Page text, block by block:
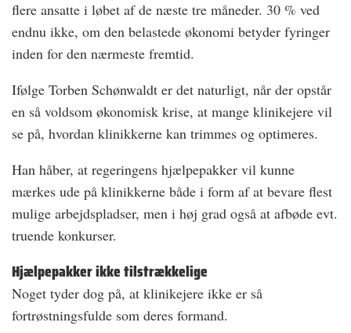
flere ansatte i løbet af de næste tre måneder. 30 % ved
endnu ikke, om den belastede økonomi betyder fyringer
inden for den nærmeste fremtid.
Ifølge Torben Schønwaldt er det naturligt, når der opstår
en så voldsom økonomisk krise, at mange klinikejere vil
se på, hvordan klinikkerne kan trimmes og optimeres.
Han håber, at regeringens hjælpepakker vil kunne
mærkes ude på klinikkerne både i form af at bevare flest
mulige arbejdspladser, men i høj grad også at afbøde evt.
truende konkurser.
Hjælpepakker ikke tilstrækkelige
Noget tyder dog på, at klinikejere ikke er så
fortrøstningsfulde som deres formand.